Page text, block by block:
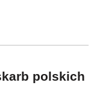
polskich